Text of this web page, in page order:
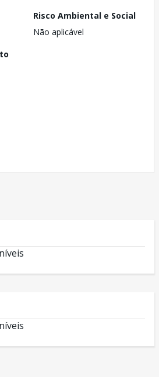
Risco Ambiental e Social
Não aplicável